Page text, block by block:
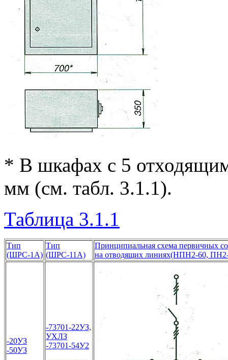
* В шкафах с 5
мм (см. табл. 3.1.1).
Таблица 3.1.1
Тип
(ШРС-1А)
Тип
(ШРС-11А)
Принципиальная схема первичных
на отводящих линиях(НПН2-60,
-20УЗ
-50УЗ
-73701-22УЗ,
УХЛЗ
-73701-54У2